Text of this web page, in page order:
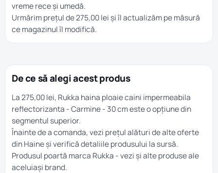
vreme rece și umedă.
Urmărim prețul de 275,00 lei și îl actualizăm pe măsură
ce magazinul îl modifică.
De ce să alegi acest produs
La 275,00 lei, Rukka haina ploaie caini impermeabila
reflectorizanta - Carmine - 30 cm este o opțiune din
segmentul superior.
Înainte de a comanda, vezi prețul alături de alte oferte
dinHaineși verifică detaliile produsului la sursă.
Produsul poartă marca Rukka - vezi și alte produse ale
aceluiași brand.